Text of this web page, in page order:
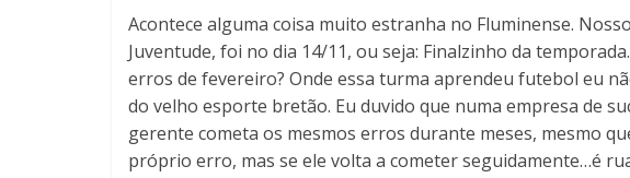
Acontece alguma coisa muito estranha no Fluminense.
Juventude, foi no dia 14/11, ou seja: Finalzinho da
erros de fevereiro? Onde essa turma aprendeu futebol eu
do velho esporte bretão. Eu duvido que numa empresa de
gerente cometa os mesmos erros durante meses, mesmo
próprio erro, mas se ele volta a cometer seguidamente…é